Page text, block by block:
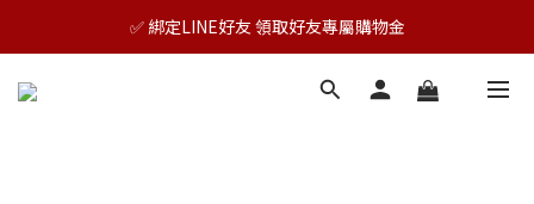
🎊TAIZAKU品牌慶：5倍回饋祭｜全年最優惠！
✅ 綁定LINE好友 領取好友專屬購物金
🎊TAIZAKU品牌慶：5倍回饋祭｜全年最優惠！